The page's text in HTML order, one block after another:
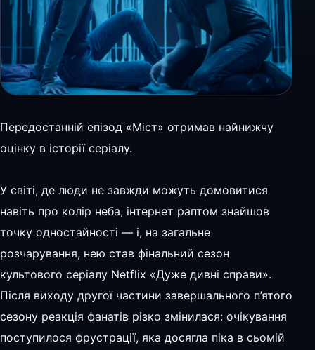
Передостанній епізод «Міст» отримав найнижчу
оцінку в історії серіалу.
У світі, де люди не завжди можуть домовитися
навіть про колір неба, інтернет раптом знайшов
точку одностайності — і, на загальне
розчарування, нею став фінальний сезон
культового серіалу Netflix «Дуже дивні справи».
Після виходу другої частини завершального п’ятого
сезону реакція фанатів різко змінилася: очікування
поступилося фрустрації, яка досягла піка в сьомій